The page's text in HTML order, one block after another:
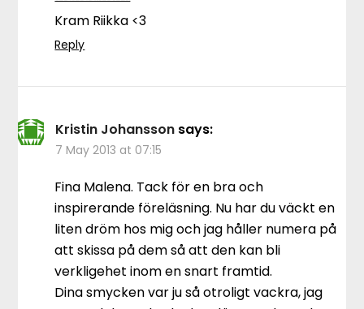
Kram Riikka <3
Reply
Kristin Johansson says:
7 May 2013 at 07:15
Fina Malena. Tack för en bra och
inspirerande föreläsning. Nu har du väckt en
liten dröm hos mig och jag håller numera på
att skissa på dem så att den kan bli
verkligehet inom en snart framtid.
Dina smycken var ju så otroligt vackra, jag